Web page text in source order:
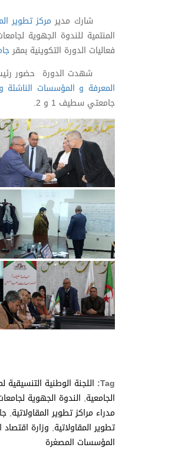
شارك مدير مركز تطوير
المنتمية للندوة الجهوية
فعاليات الدورة التكوينية بمقر
شهدت الدورة حضور
المعرفة و المؤسسات
جامعتي سطيف 1 و 2.
Tag: اللجنة الوطنية التنسيقية
الجامعية, الندوة الجهوية
مدراء مراكز تطوير المقاولاتية,
تطوير المقاولاتية, وزارة
المؤسسات المصغرة